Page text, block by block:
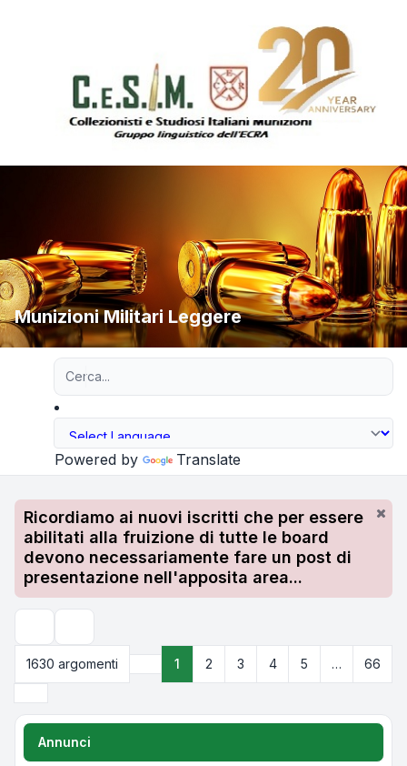
Munizioni Militari Leggere
Powered by Translate
Ricordiamo ai nuovi iscritti che per essere
abilitati alla fruizione di tutte le board
devono necessariamente fare un post di
presentazione nell'apposita area...
1630 argomenti
Pagina di66
1 2 3 4 5 …
66
Annunci